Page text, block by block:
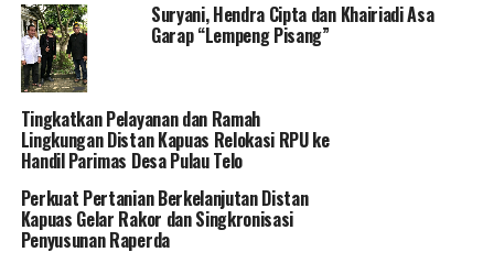
Suryani, Hendra Cipta dan Khairiadi Asa
Garap “Lempeng Pisang”
Tingkatkan Pelayanan dan Ramah
Lingkungan Distan Kapuas Relokasi RPU ke
Handil Parimas Desa Pulau Telo
Perkuat Pertanian Berkelanjutan Distan
Kapuas Gelar Rakor dan Singkronisasi
Penyusunan Raperda